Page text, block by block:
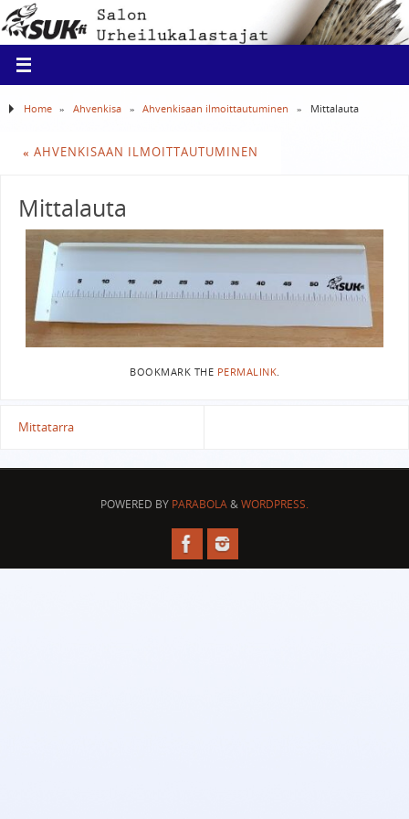
Home » Ahvenkisa » Ahvenkisaan ilmoittautuminen » Mittalauta
« AHVENKISAAN ILMOITTAUTUMINEN
Mittalauta
BOOKMARK THE PERMALINK.
Mittatarra
POWERED BY PARABOLA&WORDPRESS.